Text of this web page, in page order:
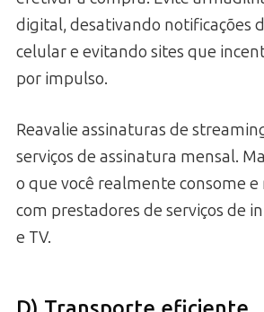
digital, desativando notificações
celular e evitando sites que
por impulso.
Reavalie assinaturas de
serviços de assinatura mensal.
o que você realmente consome e
com prestadores de serviços de
e TV.